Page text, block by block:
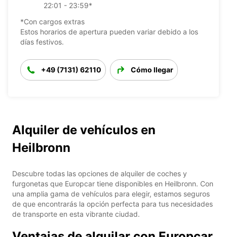
22:01 - 23:59*
*Con cargos extras
Estos horarios de apertura pueden variar debido a los
días festivos.
+49 (7131) 62110 Cómo llegar
Alquiler de vehículos en
Heilbronn
Descubre todas las opciones de alquiler de coches y
furgonetas que Europcar tiene disponibles en Heilbronn. Con
una amplia gama de vehículos para elegir, estamos seguros
de que encontrarás la opción perfecta para tus necesidades
de transporte en esta vibrante ciudad.